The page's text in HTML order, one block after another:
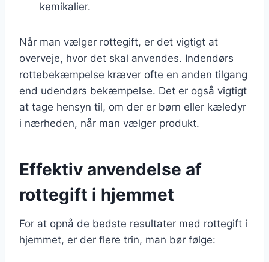
kemikalier.
Når man vælger rottegift, er det vigtigt at
overveje, hvor det skal anvendes. Indendørs
rottebekæmpelse kræver ofte en anden tilgang
end udendørs bekæmpelse. Det er også vigtigt
at tage hensyn til, om der er børn eller kæledyr
i nærheden, når man vælger produkt.
Effektiv anvendelse af
rottegift i hjemmet
For at opnå de bedste resultater med rottegift i
hjemmet, er der flere trin, man bør følge: